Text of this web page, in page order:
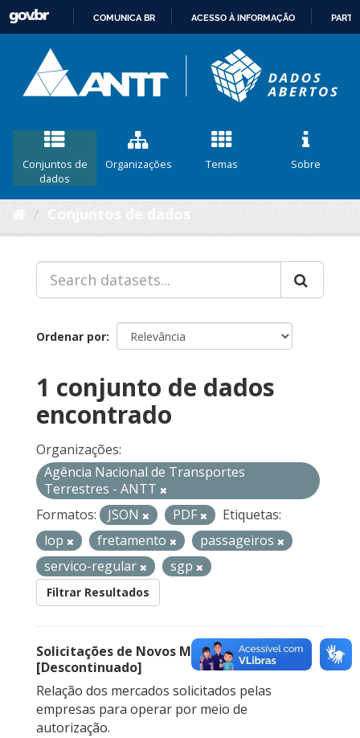
CONTEÚDO
COMUNICA BR ACESSO À INFORMAÇÃO
Conjuntos de
dados
Organizações Temas Sobre
Ordenar por
1 conjunto de dados
encontrado
Organizações:
Agência Nacional de Transportes
Terrestres - ANTT
Formatos:
JSON PDF
Etiquetas:
lop
fretamento
passageiros
servico-regular
sgp
Filtrar Resultados
Solicitações de Novos Mercados
[Descontinuado]
Relação dos mercados solicitados pelas
empresas para operar por meio de
autorização.